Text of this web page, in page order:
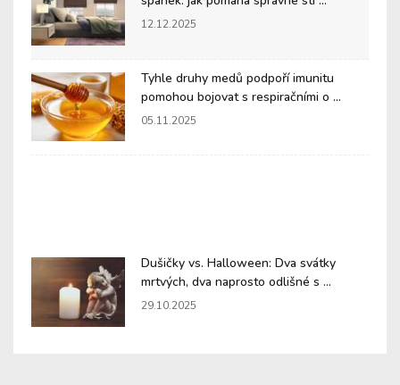
12.12.2025
Tyhle druhy medů podpoří imunitu
pomohou bojovat s respiračními o ...
05.11.2025
Dušičky vs. Halloween: Dva svátky
mrtvých, dva naprosto odlišné s ...
29.10.2025